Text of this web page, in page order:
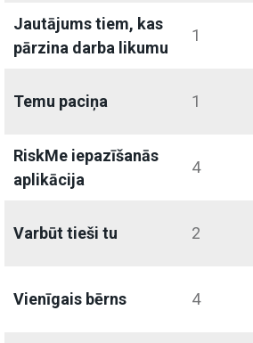
Jautājums tiem, kas
pārzina darba likumu
1
Temu paciņa 1
RiskMe iepazīšanās
aplikācija
4
Varbūt tieši tu 2
Vienīgais bērns 4